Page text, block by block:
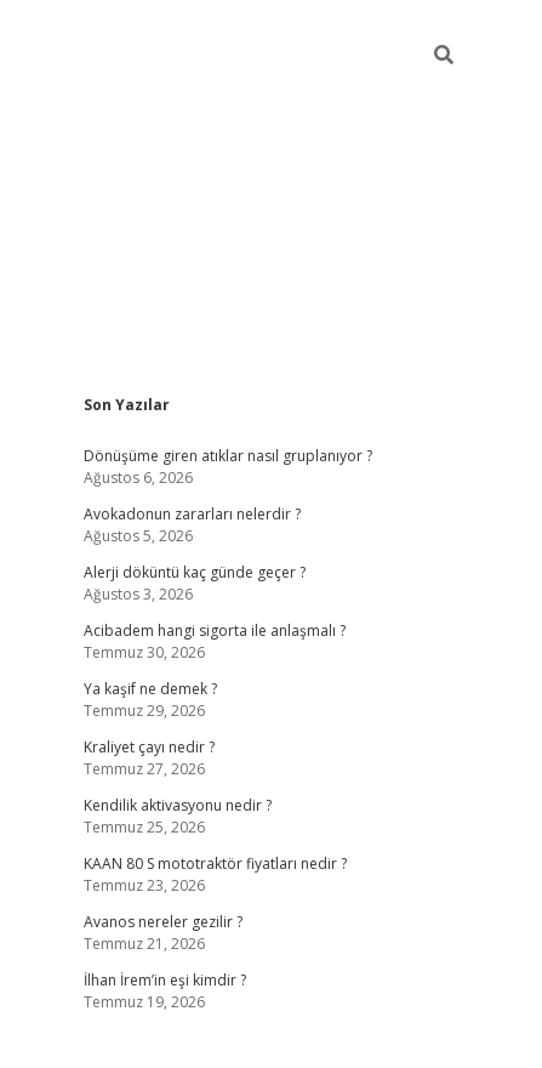
Sidebar
Son Yazılar
Dönüşüme giren atıklar nasıl gruplanıyor ?
Ağustos 6, 2026
Avokadonun zararları nelerdir ?
Ağustos 5, 2026
Alerji döküntü kaç günde geçer ?
Ağustos 3, 2026
Acibadem hangi sigorta ile anlaşmalı ?
Temmuz 30, 2026
Ya kaşif ne demek ?
Temmuz 29, 2026
Kraliyet çayı nedir ?
Temmuz 27, 2026
Kendilik aktivasyonu nedir ?
Temmuz 25, 2026
KAAN 80 S mototraktör fiyatları nedir ?
Temmuz 23, 2026
Avanos nereler gezilir ?
Temmuz 21, 2026
İlhan İrem’in eşi kimdir ?
Temmuz 19, 2026